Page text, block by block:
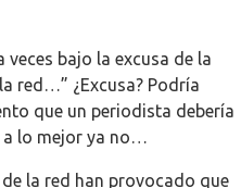
bajo la excusa de la
red…” ¿Excusa? Podría
que un periodista debería
a lo mejor ya no…
la red han provocado que